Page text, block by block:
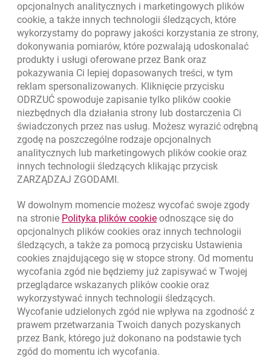
Złóż wniosek przez internet
Skontaktuj się ze Specjalistą
O banku
Kursy wymiany walut
Kursy wymiany walut. Data aktualizacji: 6.08.2026, 06:40:47
WALUTA KUPNO SPRZEDAŻ
EUR 4.139 4.4615
USD 3.8648
CHF 4.436 4.7817
GBP 4.8245 5.2005
6.08.2026, 06:40:47
Odpowiedzialny biznes
Regulacje zewnętrzne
Ochrona danychotwiera się w nowej karcie
Ustawieniacookies
opcjonalnych analitycznych i marketingowych plików
cookie, a także innych technologii śledzących, które
wykorzystamy do poprawy jakości korzystania ze strony,
dokonywania pomiarów, które pozwalają udoskonalać
produkty i usługi oferowane przez Bank oraz
pokazywania Ci lepiej dopasowanych treści, w tym
reklam spersonalizowanych. Kliknięcie przycisku
ODRZUĆ spowoduje zapisanie tylko plików cookie
niezbędnych dla działania strony lub dostarczenia Ci
świadczonych przez nas usług. Możesz wyrazić odrębną
zgodę na poszczególne rodzaje opcjonalnych
analitycznych lub marketingowych plików cookie oraz
innych technologii śledzących klikając przycisk
ZARZĄDZAJ ZGODAMI.
W dowolnym momencie możesz wycofać swoje zgody
na stronie Polityka plików cookielink otwiera się w nowym
odnoszące się do
opcjonalnych plików cookies oraz innych technologii
śledzących, a także za pomocą przycisku Ustawienia
cookies znajdującego się w stopce strony. Od momentu
wycofania zgód nie będziemy już zapisywać w Twojej
przeglądarce wskazanych plików cookie oraz
wykorzystywać innych technologii śledzących.
Wycofanie udzielonych zgód nie wpływa na zgodność z
prawem przetwarzania Twoich danych pozyskanych
przez Bank, którego już dokonano na podstawie tych
zgód do momentu ich wycofania.